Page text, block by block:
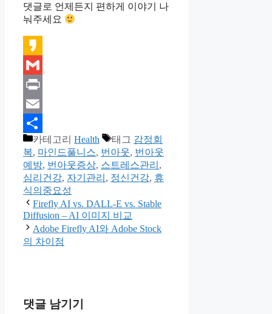
댓글로 언제든지 편하게 이야기 나
눠주세요
Kakao
Gmail
Print
Email
Share카테고리 Health 태그 감정회
복, 마인드풀니스, 번아웃, 번아웃
예방, 번아웃증상, 스트레스관리 ,
심리건강, 자기관리 , 정신건강, 휴
식의중요성
Firefly AI vs. DALL-E vs. Stable
Diffusion – AI 이미지 비교
Adobe Firefly AI와 Adobe Stock
의 차이점
댓글 남기기